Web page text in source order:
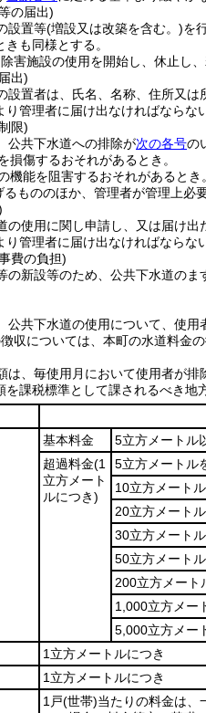
の届出)
設置等(増設又は改築を含む。)を
も同様とする。
害施設の使用を開始し、休止し
出)
設置者は、氏名、名称、住所又は
り管理者に届け出なければならない
限)
公共下水道への排除が次の各号の
損傷するおそれがあるとき。
機能を阻害するおそれがあるとき。
るもののほか、管理者が管理上必
の使用に関し申請し、又は届け
り管理者に届け出なければならない
費の負担)
の新設等のため、公共下水道の
公共下水道の使用について、使用
収については、本町の水道料金の
は、毎使用月において使用者が排
を課税標準として課されるべき地
基本料金 5立方メートル
超過料金(1
立方メート
ルにつき)
5立方メートル
10立方メート
20立方メート
30立方メート
50立方メート
200立方メート
1,000立方メー
5,000立方メー
1立方メートルにつき
1立方メートルにつき
1戸(世帯)当たりの料金は、